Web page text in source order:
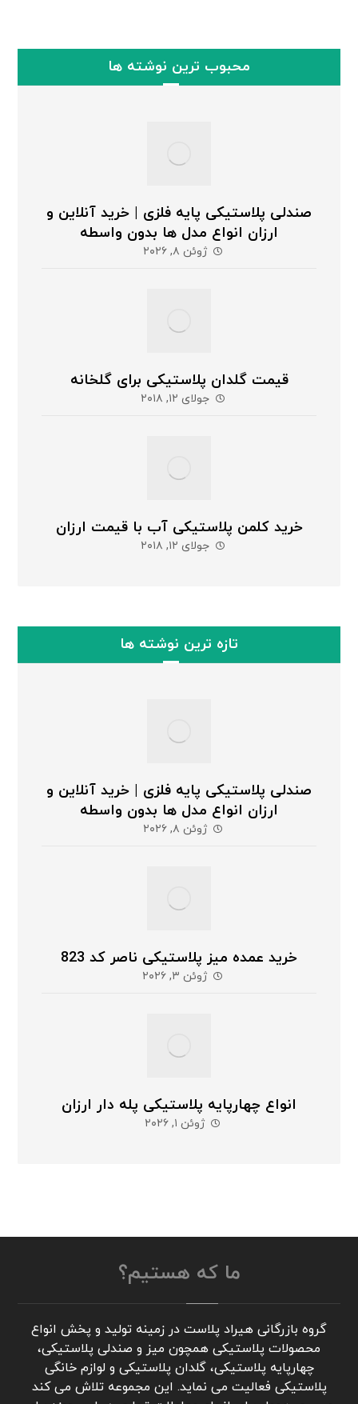
محبوب ترین نوشته ها
صندلی پلاستیکی پایه فلزی | خرید آنلاین و
ارزان انواع مدل ها بدون واسطه
ژوئن ۸, ۲۰۲۶
قیمت گلدان پلاستیکی برای گلخانه
جولای ۱۲, ۲۰۱۸
خرید کلمن پلاستیکی آب با قیمت ارزان
جولای ۱۲, ۲۰۱۸
تازه ترین نوشته ها
صندلی پلاستیکی پایه فلزی | خرید آنلاین و
ارزان انواع مدل ها بدون واسطه
ژوئن ۸, ۲۰۲۶
خرید عمده میز پلاستیکی ناصر کد 823
ژوئن ۳, ۲۰۲۶
انواع چهارپایه پلاستیکی پله دار ارزان
ژوئن ۱, ۲۰۲۶
ما که هستیم؟
گروه بازرگانی هیراد پلاست در زمینه تولید و پخش انواع
محصولات پلاستیکی همچون میز و صندلی پلاستیکی،
چهارپایه پلاستیکی، گلدان پلاستیکی و لوازم خانگی
پلاستیکی فعالیت می نماید. این مجموعه تلاش می کند